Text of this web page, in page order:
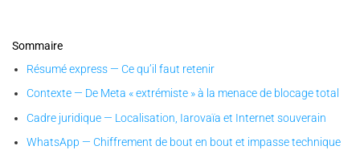
Sommaire
Résumé express — Ce qu’il faut retenir
Contexte — De Meta « extrémiste » à la menace de blocage total
Cadre juridique — Localisation, Iarovaïa et Internet souverain
WhatsApp — Chiffrement de bout en bout et impasse technique